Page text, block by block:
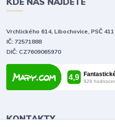
Vrchlického 614, Libochovice, PSČ 411
IČ: 72571888
DIČ: CZ7609065970
KONTAKTY